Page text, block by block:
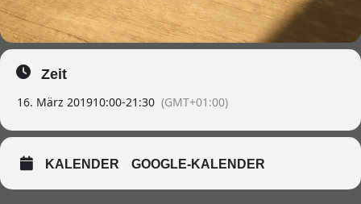
Zeit
16. März 201910:00-21:30 (GMT+01:00)
KALENDER GOOGLE-KALENDER